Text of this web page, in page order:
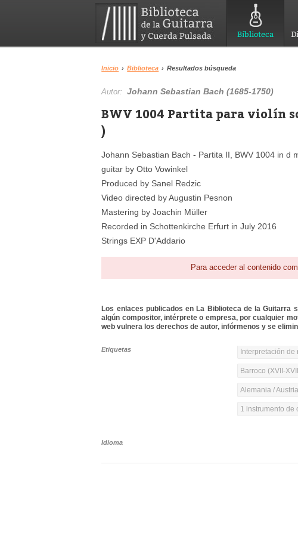
Biblioteca
Inicio › Biblioteca › Resultados búsqueda
Autor:Johann Sebastian Bach (1685-1750)
BWV 1004 Partita para violín
)
Johann Sebastian Bach - Partita II, BWV 1004 in d
guitar by Otto Vowinkel
Produced by Sanel Redzic
Video directed by Augustin Pesnon
Mastering by Joachin Müller
Recorded in Schottenkirche Erfurt in July 2016
Strings EXP D'Addario
Para acceder al contenido
Los enlaces publicados en La Biblioteca de la Guitarra
algún compositor, intérprete o empresa, por cualquier
web vulnera los derechos de autor, infórmenos y se
Etiquetas Interpretación
Barroco (XVII-
Alemania /
1 instrumento de
Idioma